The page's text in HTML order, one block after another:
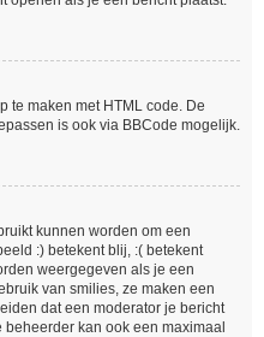
te maken met HTML code. De
is ook via BBCode mogelijk.
kunnen worden om een
:) betekent blij, :( betekent
weergegeven als je een
van smilies, ze maken een
dat een moderator je bericht
kan ook een maximaal